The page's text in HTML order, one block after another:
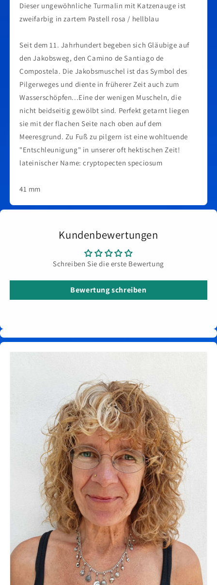
Dieser ungewöhnliche Turmalin mit Katzenauge ist
zweifarbig in zartem Pastell rosa / hellblau
Seit dem 11. Jahrhundert begeben sich Gläubige auf
den Jakobsweg, den Camino de Santiago de
Compostela. Die Jakobsmuschel ist das Symbol des
Pilgerweges und diente in früherer Zeit auch zum
Wasserschöpfen...Eine der wenigen Muscheln, die
nicht beidseitig gewölbt sind. Perfekt getarnt liegen
sie mit der flachen Seite nach oben auf dem
Meeresgrund. Zu Fuß zu pilgern ist eine wohltuende
"Entschleunigung" in unserer oft hektischen Zeit!
lateinischer Name: cryptopecten speciosum
41 mm
Kundenbewertungen
Schreiben Sie die erste Bewertung
Bewertung schreiben